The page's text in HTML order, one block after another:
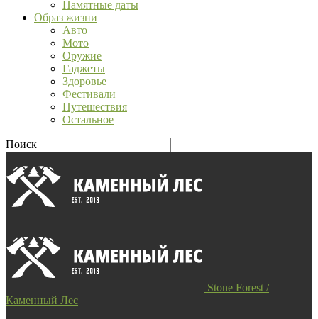
Памятные даты
Образ жизни
Авто
Мото
Оружие
Гаджеты
Здоровье
Фестивали
Путешествия
Остальное
Поиск
Stone Forest /
Каменный Лес